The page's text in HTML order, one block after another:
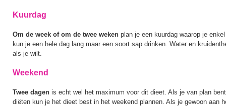
Kuurdag
Om de week of om de twee weken plan je een kuurdag waarop je
kun je een hele dag lang maar een soort sap drinken. Water en
als je wilt.
Weekend
Twee dagen is echt wel het maximum voor dit dieet. Als je van plan
diëten kun je het dieet best in het weekend plannen. Als je gewoon aan